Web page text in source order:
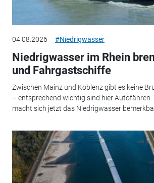
04.08.2026 #Niedrigwasser
Niedrigwasser im Rhein
und Fahrgastschiffe
Zwischen Mainz und Koblenz gibt es keine
– entsprechend wichtig sind hier Autofähren.
macht sich jetzt das Niedrigwasser